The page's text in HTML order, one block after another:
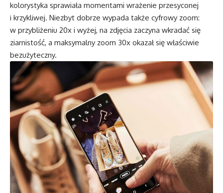
kolorystyka sprawiała momentami wrażenie przesyconej
i krzykliwej. Niezbyt dobrze wypada także cyfrowy zoom:
w przybliżeniu 20x i wyżej, na zdjęcia zaczyna wkradać się
ziarnistość, a maksymalny zoom 30x okazał się właściwie
bezużyteczny.